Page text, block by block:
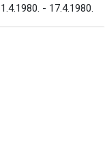
1.4.1980. - 17.4.1980.